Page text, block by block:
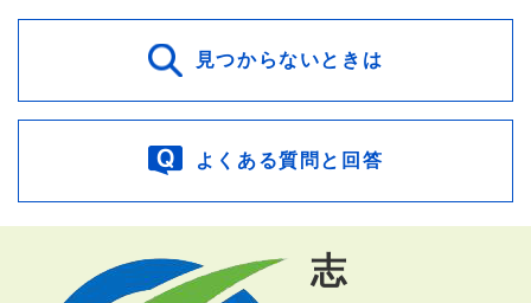
見つからないときは
よくある質問と回答
志